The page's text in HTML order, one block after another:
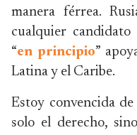
manera férrea.
cualquier
“en principio”
Latina y el Caribe.
Estoy convencida
solo el derecho,